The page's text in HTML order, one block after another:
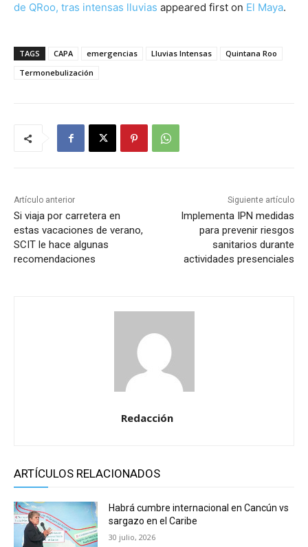
de QRoo, tras intensas lluvias appeared first on El Maya.
TAGS CAPA emergencias Lluvias Intensas
Quintana Roo
Termonebulización
Artículo anterior
Si viaja por carretera en
estas vacaciones de verano,
SCIT le hace algunas
recomendaciones
Siguiente artículo
Implementa IPN medidas
para prevenir riesgos
sanitarios durante
actividades presenciales
Redacción
ARTÍCULOS RELACIONADOS
Habrá cumbre internacional en Cancún vs
sargazo en el Caribe
30 julio, 2026